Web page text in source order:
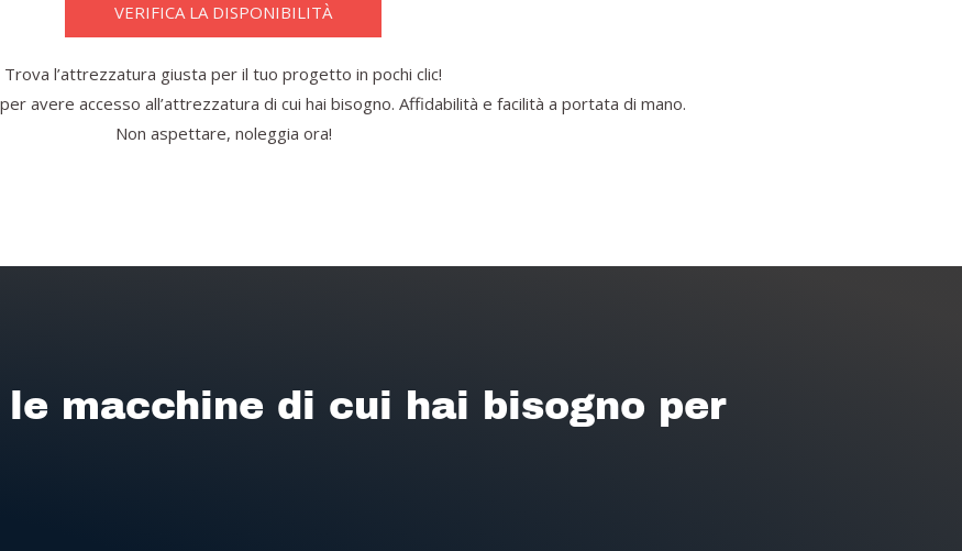
VERIFICA LA DISPONIBILITÀ
Trova l’attrezzatura giusta per il tuo progetto in pochi clic!
avere accesso all’attrezzatura di cui hai bisogno. Affidabilità e facilità a portata di mano.
Non aspettare, noleggia ora!
macchine di cui hai bisogno per